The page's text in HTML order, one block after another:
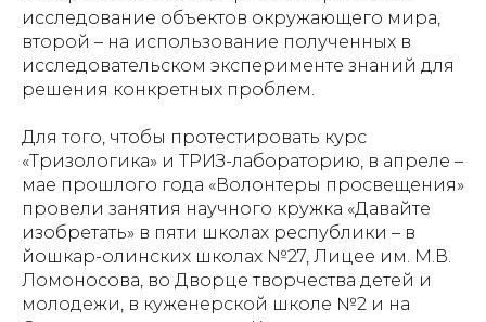
исследование объектов окружающего мира,
второй – на использование полученных в
исследовательском эксперименте знаний для
решения конкретных проблем.
Для того, чтобы протестировать курс
«Тризологика» и ТРИЗ-лабораторию, в апреле –
мае прошлого года «Волонтеры просвещения»
провели занятия научного кружка «Давайте
изобретать» в пяти школах республики – в
йошкар-олинских школах №27, Лицее им. М.В.
Ломоносова, во Дворце творчества детей и
молодежи, в куженерской школе №2 и на